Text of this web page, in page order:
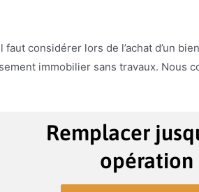
considérer lors de l’achat d’un
immobilier sans travaux. Nous
Remplacer